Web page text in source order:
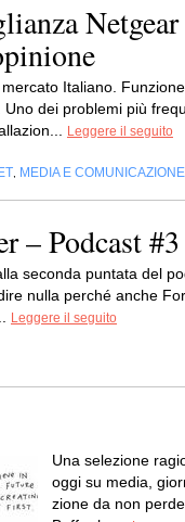
Italiano.
dei problemi più
Leggere il seguito
MEDIA E COMUNICAZIONE
– Podcast #3
seconda puntata del
nulla perché anche
Leggere il seguito
Una sele­zione
oggi su media,
zione da non